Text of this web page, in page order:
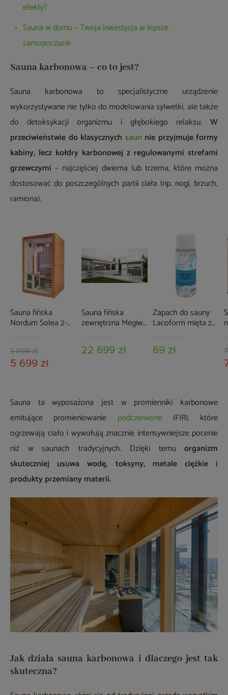
efekty?
Sauna w domu – Twoja inwestycja w lepsze
samopoczucie
Sauna karbonowa – co to jest?
Sauna karbonowa to specjalistyczne urządzenie
wykorzystywane nie tylko do modelowania sylwetki, ale także
do detoksykacji organizmu i głębokiego relaksu. W
przeciwieństwie do klasycznych saun nie przyjmuje formy
kabiny, lecz kołdry karbonowej z regulowanymi strefami
grzewczymi – najczęściej dwiema lub trzema, które można
dostosować do poszczególnych partii ciała (np. nogi, brzuch,
ramiona).
Sauna fińska
Nordum Solea 2-
5 999 zł
5 699 zł
Sauna fińska
zewnętrzna Megiw
22 699 zł
Zapach do sauny
Lacoform mięta z
69 zł
Sauna ta wyposażona jest w promienniki karbonowe
emitujące promieniowanie podczerwone(FIR), które
ogrzewają ciało i wywołują znacznie intensywniejsze pocenie
niż w saunach tradycyjnych. Dzięki temu organizm
skuteczniej usuwa wodę, toksyny, metale ciężkie i
produkty przemiany materii.
Jak działa sauna karbonowa i dlaczego jest tak
skuteczna?